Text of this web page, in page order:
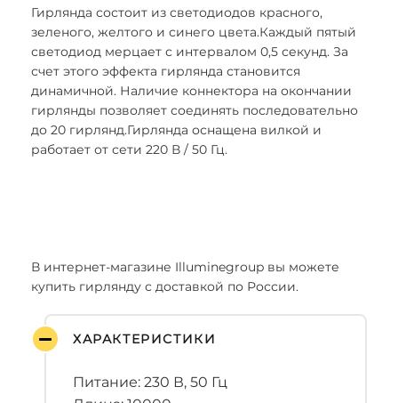
Гирлянда состоит из светодиодов красного,
зеленого, желтого и синего цвета.Каждый пятый
светодиод мерцает с интервалом 0,5 секунд. За
счет этого эффекта гирлянда становится
динамичной. Наличие коннектора на окончании
гирлянды позволяет соединять последовательно
до 20 гирлянд.Гирлянда оснащена вилкой и
работает от сети 220 В / 50 Гц.
В интернет-магазине Illuminegroup вы можете
купить гирлянду с доставкой по России.
ХАРАКТЕРИСТИКИ
Питание: 230 В, 50 Гц